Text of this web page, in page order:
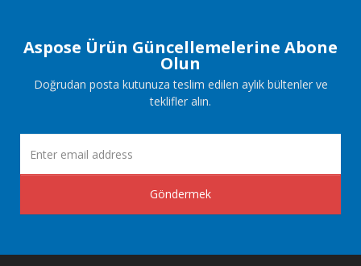
Aspose Ürün Güncellemelerine Abone
Olun
Doğrudan posta kutunuza teslim edilen aylık bültenler ve
teklifler alın.
Göndermek